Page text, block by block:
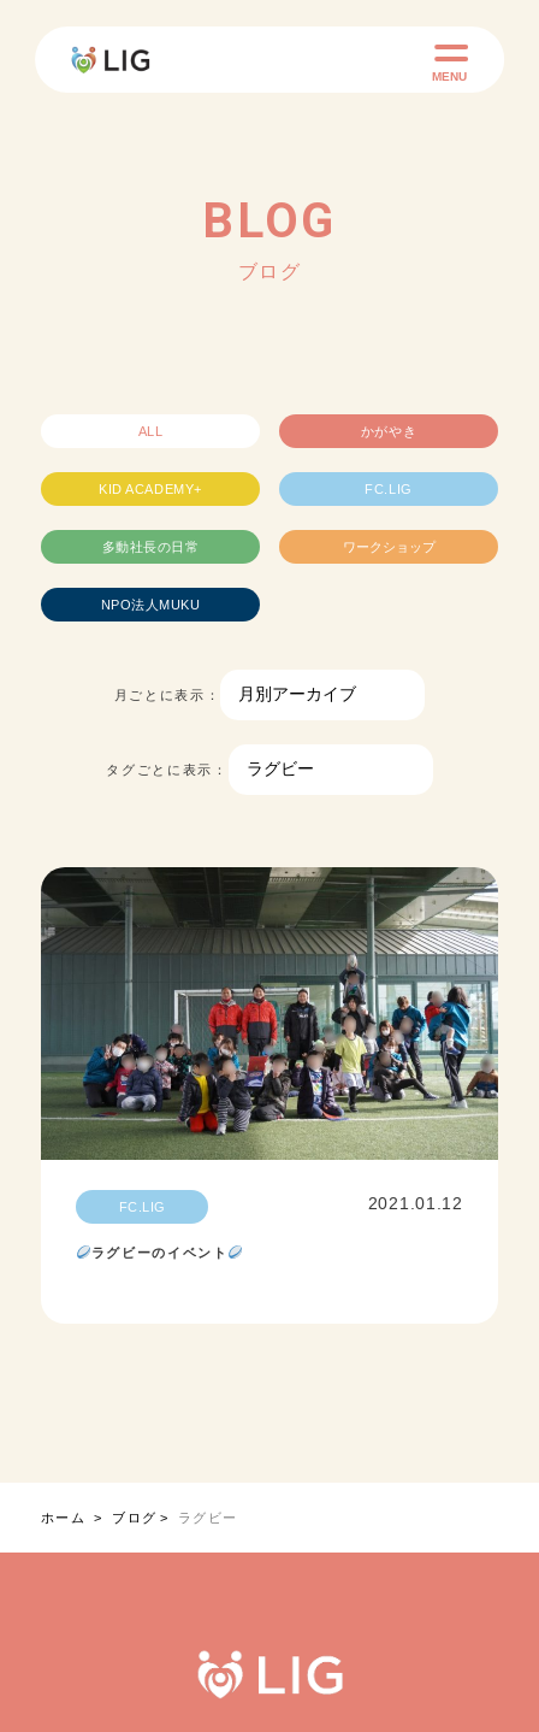
MENU
BLOG
ブログ
ALL かがやき
KID ACADEMY+ FC.LIG
多動社長の日常 ワークショップ
NPO法人MUKU
月ごとに表示：
タグごとに表示：
FC.LIG 2021.01.12
ラグビーのイベント
ホーム ブログ ラグビー